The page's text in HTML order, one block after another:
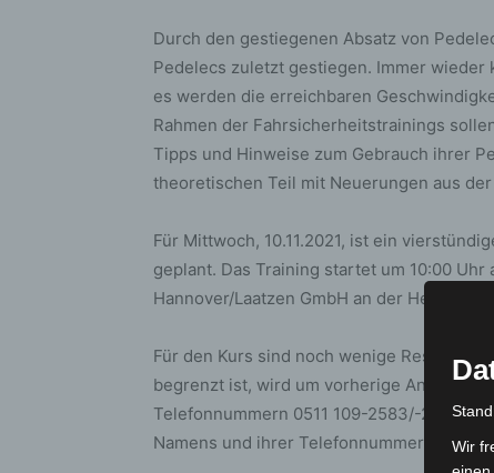
Durch den gestiegenen Absatz von
Pedelecs zuletzt gestiegen. Immer
es werden die erreichbaren
Rahmen der Fahrsicherheitstrainings
Tipps und Hinweise zum Gebrauch ihrer
theoretischen Teil mit Neuerungen aus
Für Mittwoch, 10.11.2021, ist ein
geplant. Das Training startet um 10:00
Hannover/Laatzen GmbH an der Hermann-
Für den Kurs sind noch wenige Restplätze
begrenzt ist, wird um vorherige
Telefonnummern 0511 109-2583/-2584/-
Namens und ihrer Telefonnummer an Wir